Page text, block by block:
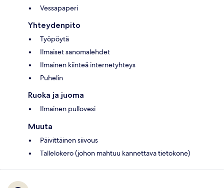
Vessapaperi
Yhteydenpito
Työpöytä
Ilmaiset sanomalehdet
Ilmainen kiinteä internetyhteys
Puhelin
Ruoka ja juoma
Ilmainen pullovesi
Muuta
Päivittäinen siivous
Tallelokero (johon mahtuu kannettava tietokone)